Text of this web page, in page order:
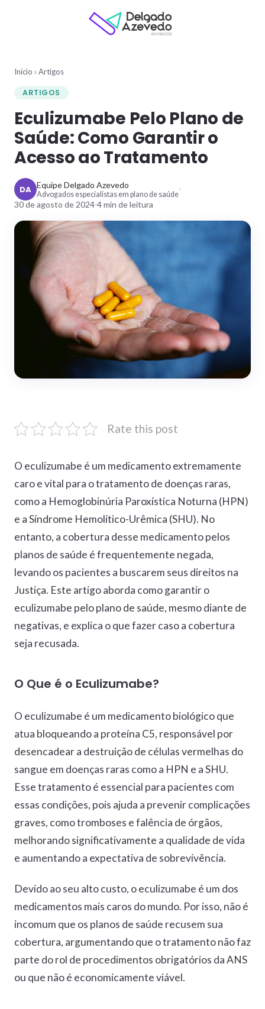
Início › Artigos
ARTIGOS
Eculizumabe Pelo Plano de
Saúde: Como Garantir o
Acesso ao Tratamento
DA Equipe Delgado Azevedo
Advogados especialistas em plano de saúde
30 de agosto de 2024 4min de leitura
Rate this post
O eculizumabe é um medicamento extremamente
caro e vital para o tratamento de doenças raras,
como a Hemoglobinúria Paroxística Noturna (HPN)
e a Síndrome Hemolítico-Urêmica (SHU). No
entanto, a cobertura desse medicamento pelos
planos de saúde é frequentemente negada,
levando os pacientes a buscarem seus direitos na
Justiça. Este artigo aborda como garantir o
eculizumabe pelo plano de saúde, mesmo diante de
negativas, e explica o que fazer caso a cobertura
seja recusada.
O Que é o Eculizumabe?
O eculizumabe é um medicamento biológico que
atua bloqueando a proteína C5, responsável por
desencadear a destruição de células vermelhas do
sangue em doenças raras como a HPN e a SHU.
Esse tratamento é essencial para pacientes com
essas condições, pois ajuda a prevenir complicações
graves, como tromboses e falência de órgãos,
melhorando significativamente a qualidade de vida
e aumentando a expectativa de sobrevivência.
Devido ao seu alto custo, o eculizumabe é um dos
medicamentos mais caros do mundo. Por isso, não é
incomum que os planos de saúde recusem sua
cobertura, argumentando que o tratamento não faz
parte do rol de procedimentos obrigatórios da ANS
ou que não é economicamente viável.